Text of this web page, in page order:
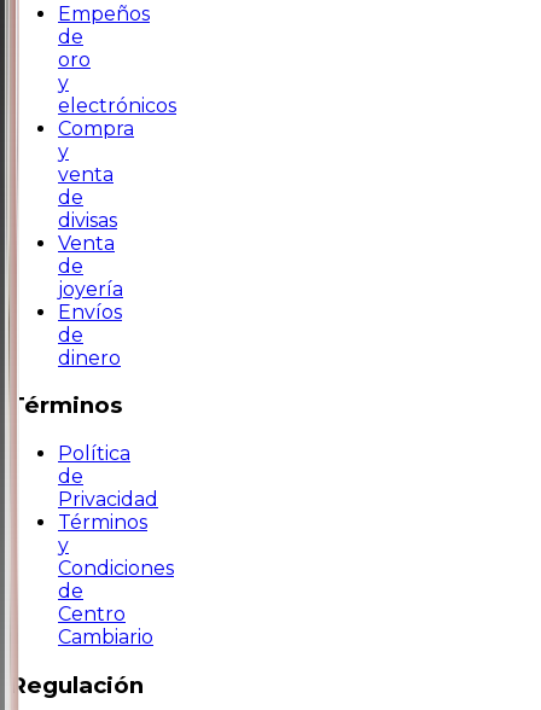
Empeños
de
oro
y
electrónicos
Compra
y
venta
de
divisas
Venta
de
joyería
Envíos
de
dinero
Términos
Política
de
Privacidad
Términos
y
Condiciones
de
Centro
Cambiario
Regulación